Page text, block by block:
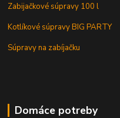
Zabijačkové súpravy 100 l
Kotlíkové súpravy BIG PARTY
Súpravy na zabíjačku
Domáce potreby